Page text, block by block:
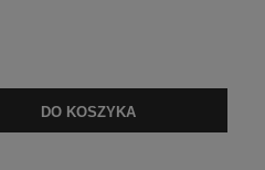
DO KOSZYKA